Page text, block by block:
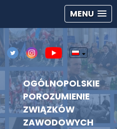
MENU
OGÓLNOPOLSKIE
POROZUMIENIE
ZWIĄZKÓW
ZAWODOWYCH